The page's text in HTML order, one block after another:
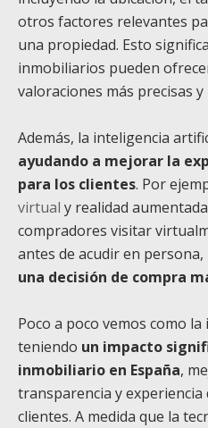
otros factores relevantes
una propiedad. Esto
inmobiliarios pueden
valoraciones más precisas y
Además, la inteligencia
ayudando a mejorar la
para los clientes. Por
virtual y realidad
compradores visitar
antes de acudir en
una decisión de compra
Poco a poco vemos como
teniendo un impacto
inmobiliario en España,
transparencia y experiencia
clientes. A medida que la